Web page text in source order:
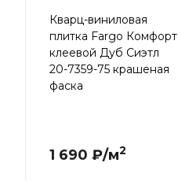
Кварц-виниловая
плитка Fargo Комфорт
клеевой Дуб Сиэтл
20-7359-75 крашеная
фаска
1 690 ₽/м2